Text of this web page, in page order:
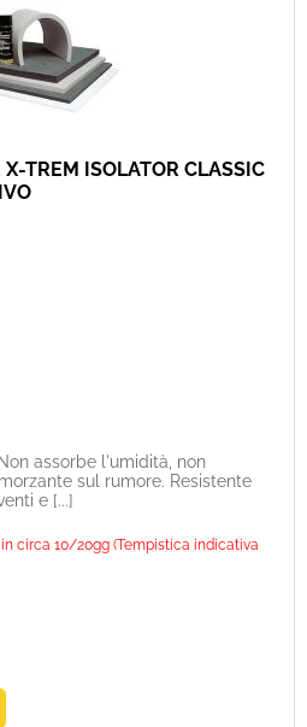
TREM ISOLATOR CLASSIC
assorbe l'umidità, non
sul rumore. Resistente
e [...]
circa 10/20gg (Tempistica indicativa